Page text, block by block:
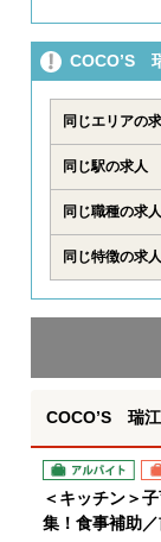
COCO’S
同じエリアの
同じ駅の求人
同じ職種の求人
同じ特徴の求人
COCO’S 瑞
アルバイト パ
＜キッチン＞
集！食事補助